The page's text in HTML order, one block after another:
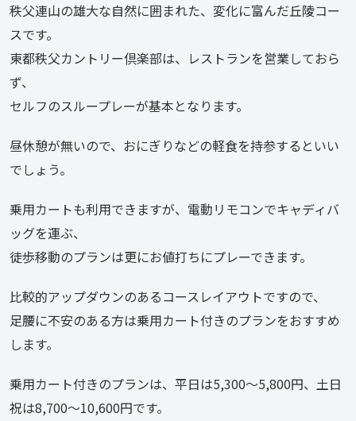
秩父連山の雄大な自然に囲まれた、変化に富んだ丘陵コー
スです。
東都秩父カントリー倶楽部は、レストランを営業しておら
ず、
セルフのスループレーが基本となります。
昼休憩が無いので、おにぎりなどの軽食を持参するといい
でしょう。
乗用カートも利用できますが、電動リモコンでキャディバ
ッグを運ぶ、
徒歩移動のプランは更にお値打ちにプレーできます。
比較的アップダウンのあるコースレイアウトですので、
足腰に不安のある方は乗用カート付きのプランをおすすめ
します。
乗用カート付きのプランは、平日は5,300～5,800円、土日
祝は8,700～10,600円です。